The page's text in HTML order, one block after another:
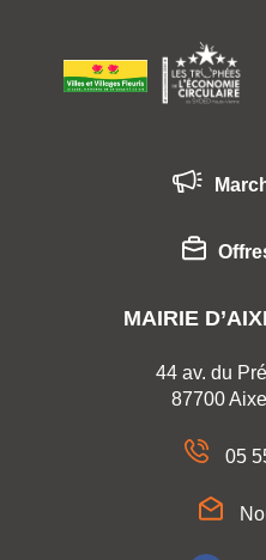
MAIRIE
44 av. du
87700
05